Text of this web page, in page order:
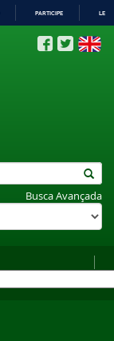
PARTICIPE
Busca Avançada